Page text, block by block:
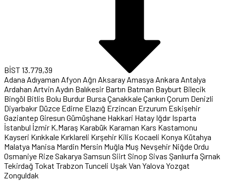
BİST13.779,39
Adana Adıyaman Afyon Ağrı Aksaray Amasya Ankara Antalya
Ardahan Artvin Aydın Balıkesir Bartın Batman Bayburt Bilecik
Bingöl Bitlis Bolu Burdur Bursa ÇanakkaleÇankırı Çorum Denizli
Diyarbakır Düzce Edirne Elazığ Erzincan Erzurum Eskişehir
Gaziantep Giresun Gümüşhane Hakkari Hatay Iğdır Isparta
İstanbul İzmir K.Maraş Karabük Karaman Kars Kastamonu
Kayseri Kırıkkale Kırklareli Kırşehir Kilis Kocaeli Konya Kütahya
Malatya Manisa Mardin Mersin Muğla Muş Nevşehir NiğdeOrdu
Osmaniye RizeSakarya Samsun Siirt Sinop Sivas Şanlıurfa Şırnak
Tekirdağ Tokat Trabzon Tunceli Uşak Van Yalova Yozgat
Zonguldak